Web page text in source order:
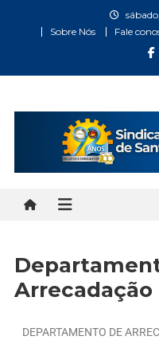
Sobre Nós
Fale
Arrecadação
DEPARTAMENTO DE